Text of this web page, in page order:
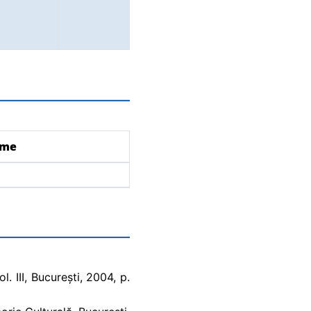
III, București, 2004, p.